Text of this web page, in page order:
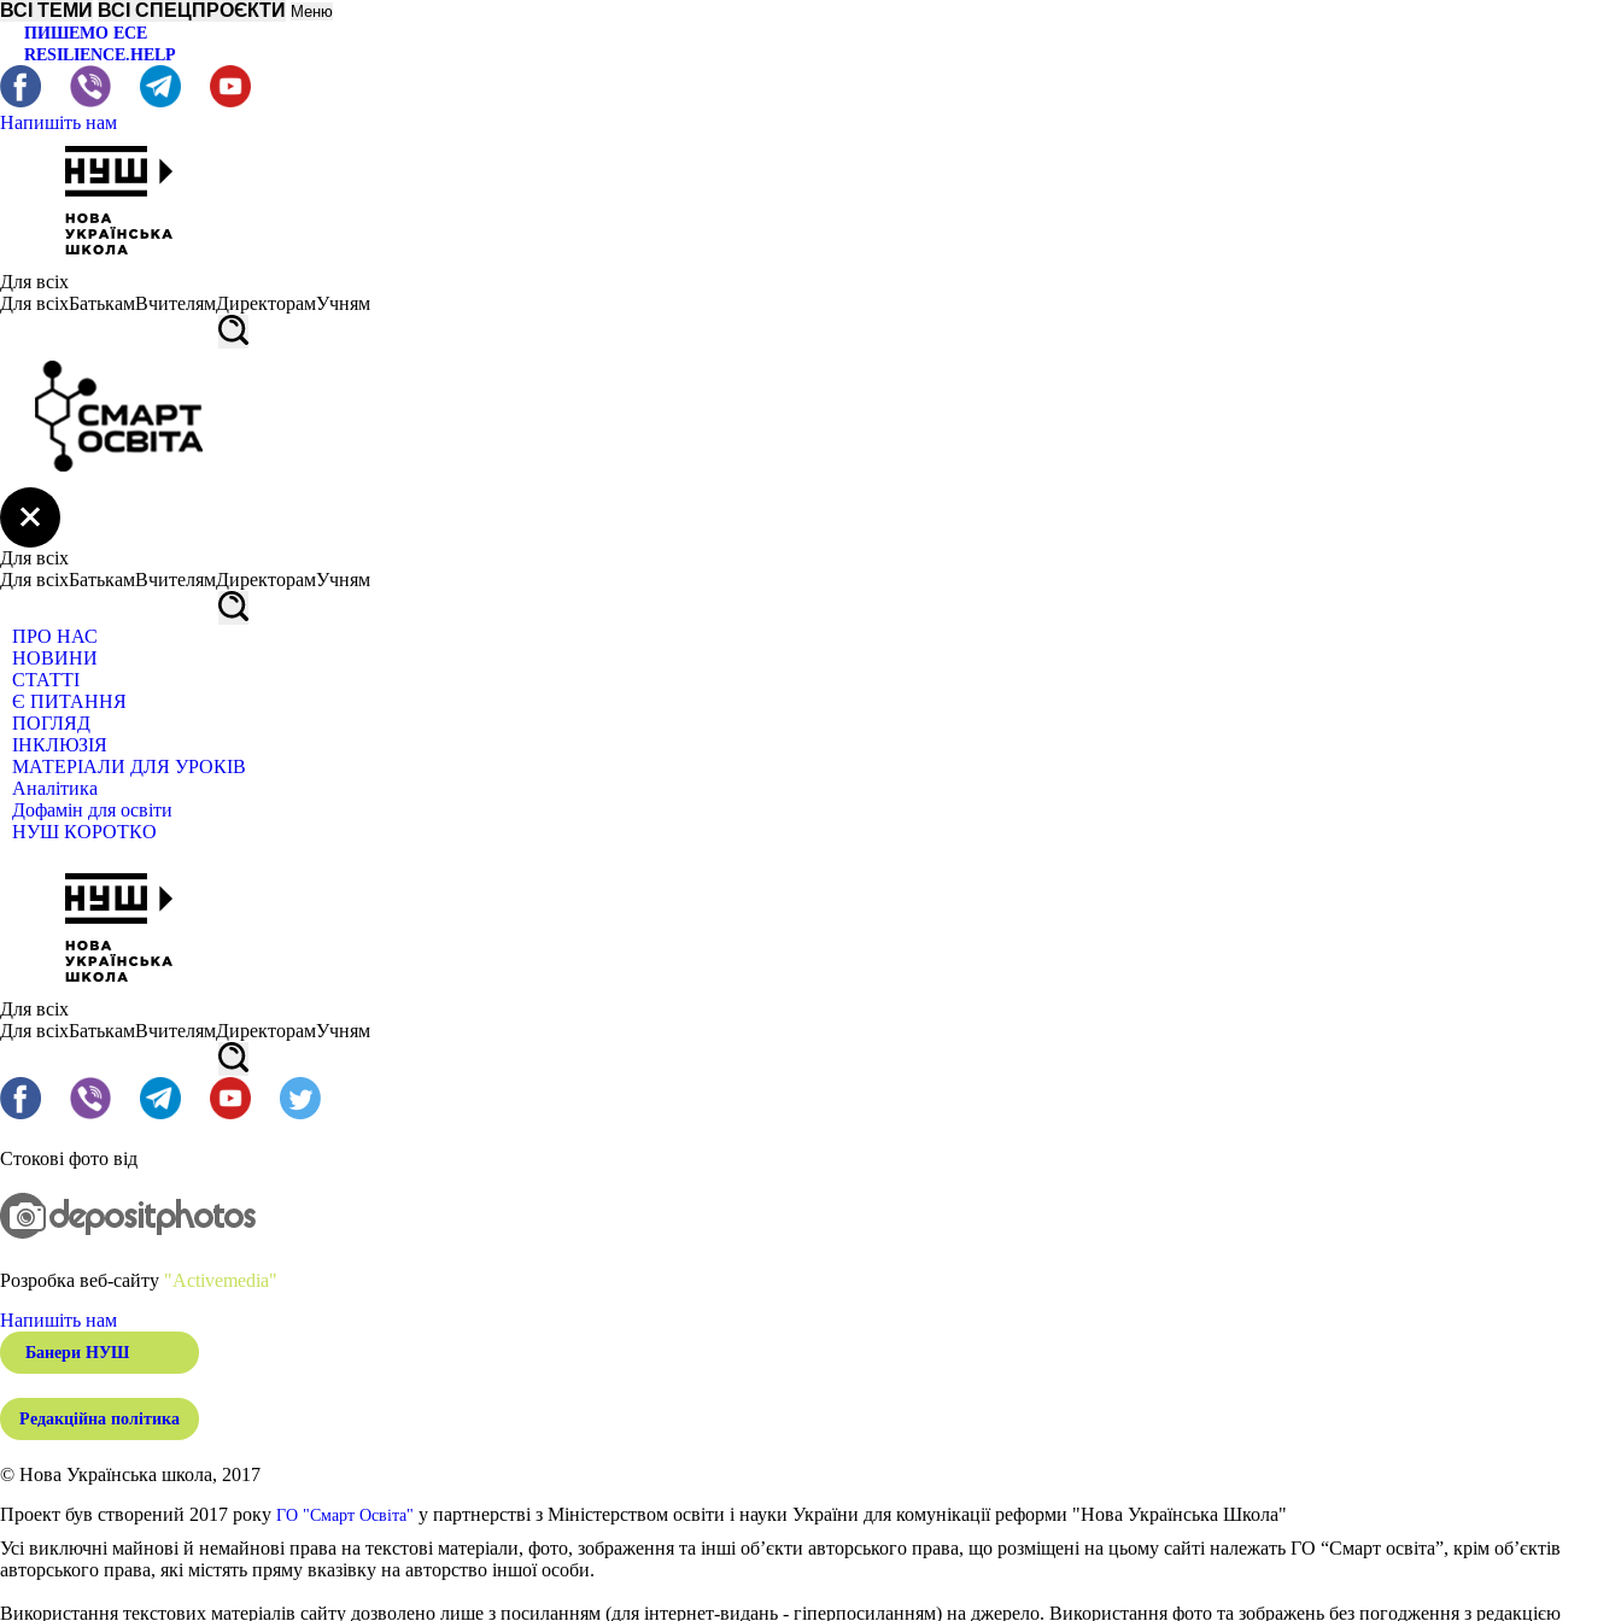
ВСІ ТЕМИ ВСІ СПЕЦПРОЄКТИ Меню
ПИШЕМО ЕСЕ
RESILIENCE.HELP
Напишіть нам
Для всіх
Для всіхБатькамВчителямДиректорамУчням
Для всіх
Для всіхБатькамВчителямДиректорамУчням
ПРО НАС
НОВИНИ
СТАТТІ
Є ПИТАННЯ
ПОГЛЯД
ІНКЛЮЗІЯ
МАТЕРІАЛИ ДЛЯ УРОКІВ
Аналітика
Дофамін для освіти
НУШ КОРОТКО
Для всіх
Для всіхБатькамВчителямДиректорамУчням
Стокові фото від
Розробка веб-сайту "Activemedia"
Напишіть нам
Банери НУШ
Редакційна політика
© Нова Українська школа, 2017
Проект був створений 2017 року ГО "Смарт Освіта" у партнерстві з Міністерством освіти і науки України для комунікації реформи "Нова Українська Школа"
Усі виключні майнові й немайнові права на текстові матеріали, фото, зображення та інші об’єкти авторського права, що розміщені на цьому сайті належать ГО “Смарт освіта”, крім об’єктів
авторського права, які містять пряму вказівку на авторство іншої особи.
Використання текстових матеріалів сайту дозволено лише з посиланням (для інтернет-видань - гіперпосиланням) на джерело. Використання фото та зображень без погодження з редакцією